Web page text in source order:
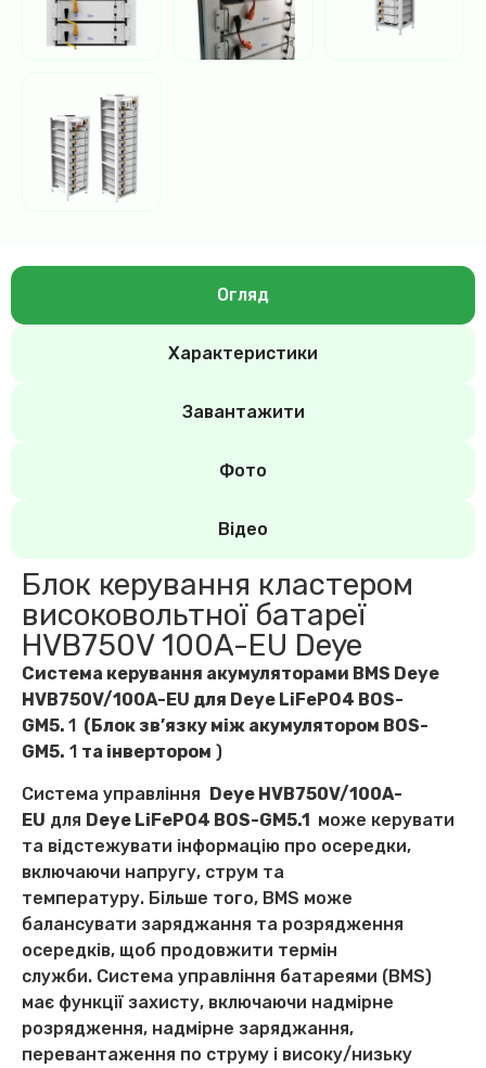
Огляд
Характеристики
Завантажити
Фото
Відео
Блок керування кластером
високовольтної батареї
HVB750V 100A-EU Deye
Система керування акумуляторами BMS Deye
HVB750V/100A-EU для Deye LiFePO4 BOS-
GM5. 1 (Блок зв’язку між акумулятором BOS-
GM5. 1 та інвертором )
Система управління Deye HVB750V/100A-
EU для Deye LiFePO4 BOS-GM5.1 може керувати
та відстежувати інформацію про осередки,
включаючи напругу, струм та
температуру. Більше того, BMS може
балансувати заряджання та розрядження
осередків, щоб продовжити термін
служби. Система управління батареями (BMS)
має функції захисту, включаючи надмірне
розрядження, надмірне заряджання,
перевантаження по струму і високу/низьку